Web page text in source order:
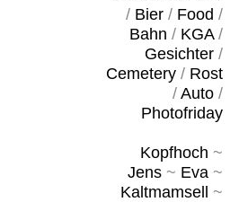
/ Bier/ Food /
Bahn / KGA/
Gesichter/
Cemetery/ Rost
/ Auto/
Photofriday
Kopfhoch ~
Jens~ Eva~
Kaltmamsell
~